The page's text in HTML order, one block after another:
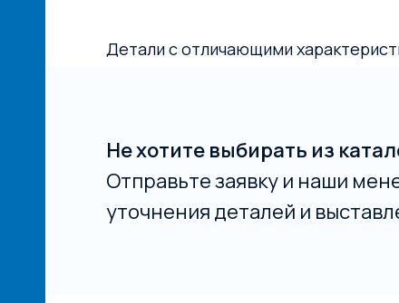
Детали с отличающими
Не хотите выбирать из
Отправьте заявку и наши
уточнения деталей и